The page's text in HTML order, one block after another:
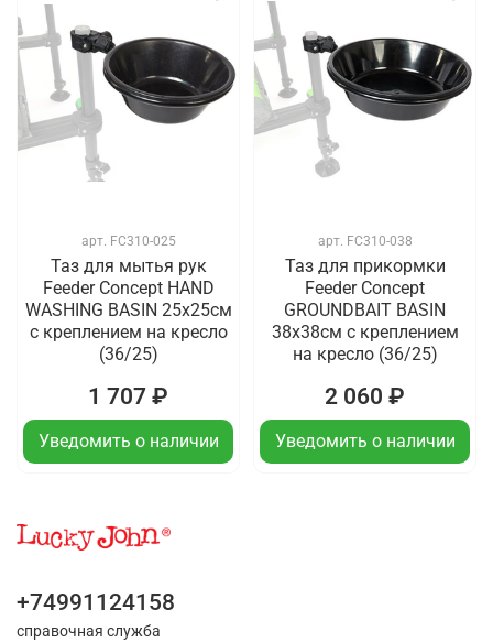
арт. FC310-025
Таз для мытья рук
Feeder Concept HAND
WASHING BASIN 25x25см
с креплением на кресло
(36/25)
1 707 ₽
Уведомить о наличии
арт. FC310-038
Таз для прикормки
Feeder Concept
GROUNDBAIT BASIN
38x38см с креплением
на кресло (36/25)
2 060 ₽
Уведомить о наличии
+74991124158
справочная служба